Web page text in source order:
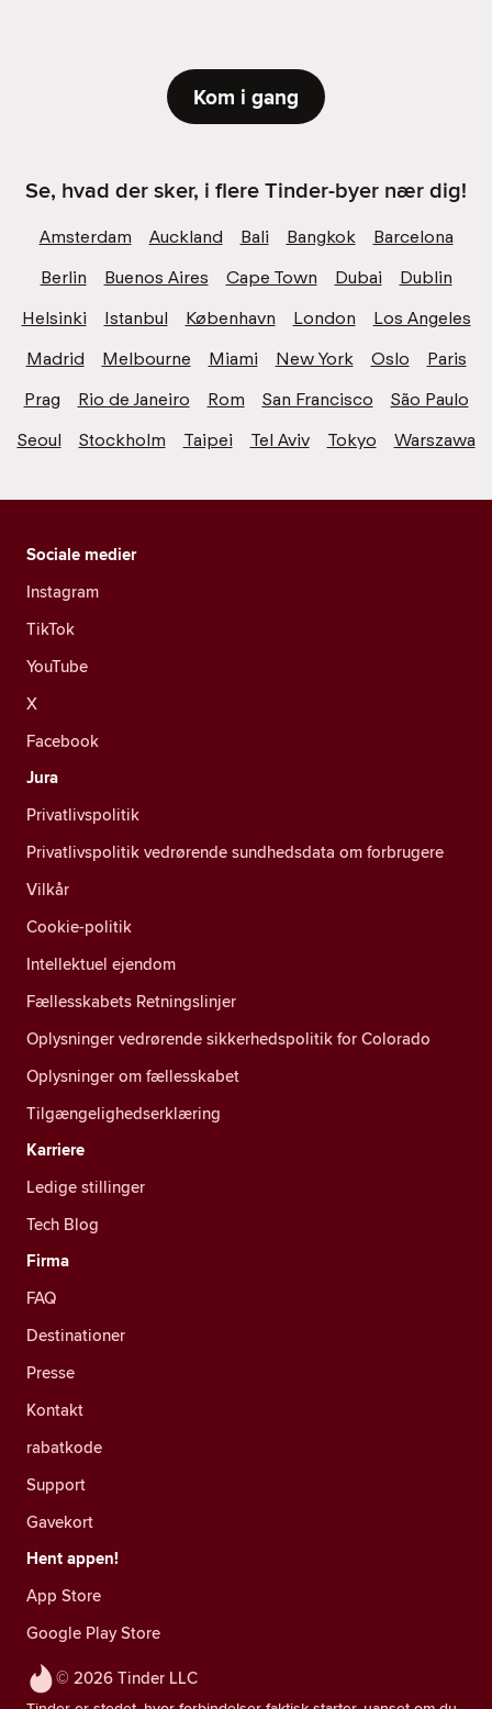
Kom i gang
Se, hvad der sker, i flere Tinder-byer nær dig!
Amsterdam Auckland Bali Bangkok
Barcelona
Berlin
Buenos Aires Cape Town Dubai
Dublin
Helsinki
Istanbul København London
Los Angeles
Madrid
Melbourne Miami New York Oslo
Paris
Prag
Rio de Janeiro Rom San Francisco
São Paulo
Seoul
Stockholm Taipei Tel Aviv Tokyo Warszawa
© 2026 Tinder LLC
Sociale medier
Instagram
TikTok
YouTube
X
Facebook
Jura
Privatlivspolitik
Privatlivspolitik vedrørende sundhedsdata om forbrugere
Vilkår
Cookie-politik
Intellektuel ejendom
Fællesskabets Retningslinjer
Oplysninger vedrørende sikkerhedspolitik for Colorado
Oplysninger om fællesskabet
Tilgængelighedserklæring
Karriere
Ledige stillinger
Tech Blog
Firma
FAQ
Destinationer
Presse
Kontakt
rabatkode
Support
Gavekort
Hent appen!
App Store
Google Play Store